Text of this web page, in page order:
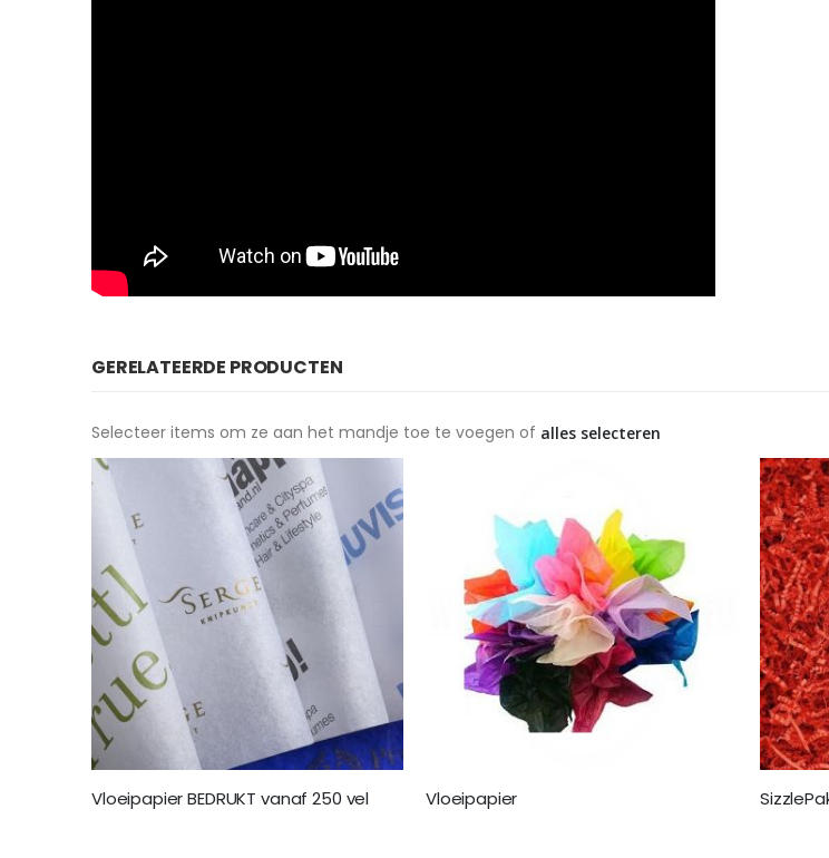
GERELATEERDE PRODUCTEN
Selecteer items om ze aan het mandje toe te voegen of alles selecteren
Vloeipapier BEDRUKT vanaf 250 vel Vloeipapier